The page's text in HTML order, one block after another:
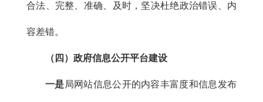
合法、完整、准确、及时，坚决杜绝政治错误、内
容差错。
（四）政府信息公开平台建设
一是局网站信息公开的内容丰富度和信息发布